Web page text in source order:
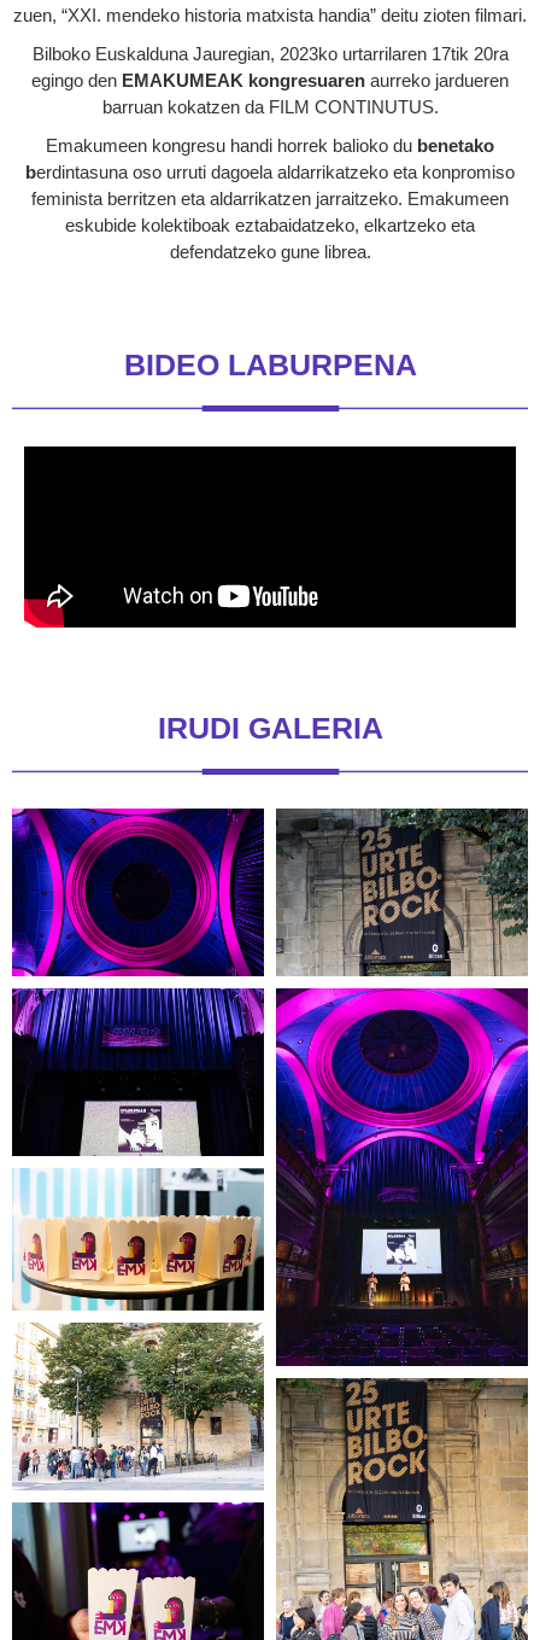
zuen, “XXI. mendeko historia matxista handia” deitu zioten filmari.
Bilboko Euskalduna Jauregian, 2023ko urtarrilaren 17tik 20ra
egingo den EMAKUMEAK kongresuaren aurreko jardueren
barruan kokatzen da FILM CONTINUTUS.
Emakumeen kongresu handi horrek balioko du benetako
berdintasuna oso urruti dagoela aldarrikatzeko eta konpromiso
feminista berritzen eta aldarrikatzen jarraitzeko. Emakumeen
eskubide kolektiboak eztabaidatzeko, elkartzeko eta
defendatzeko gune librea.
BIDEO LABURPENA
IRUDI GALERIA